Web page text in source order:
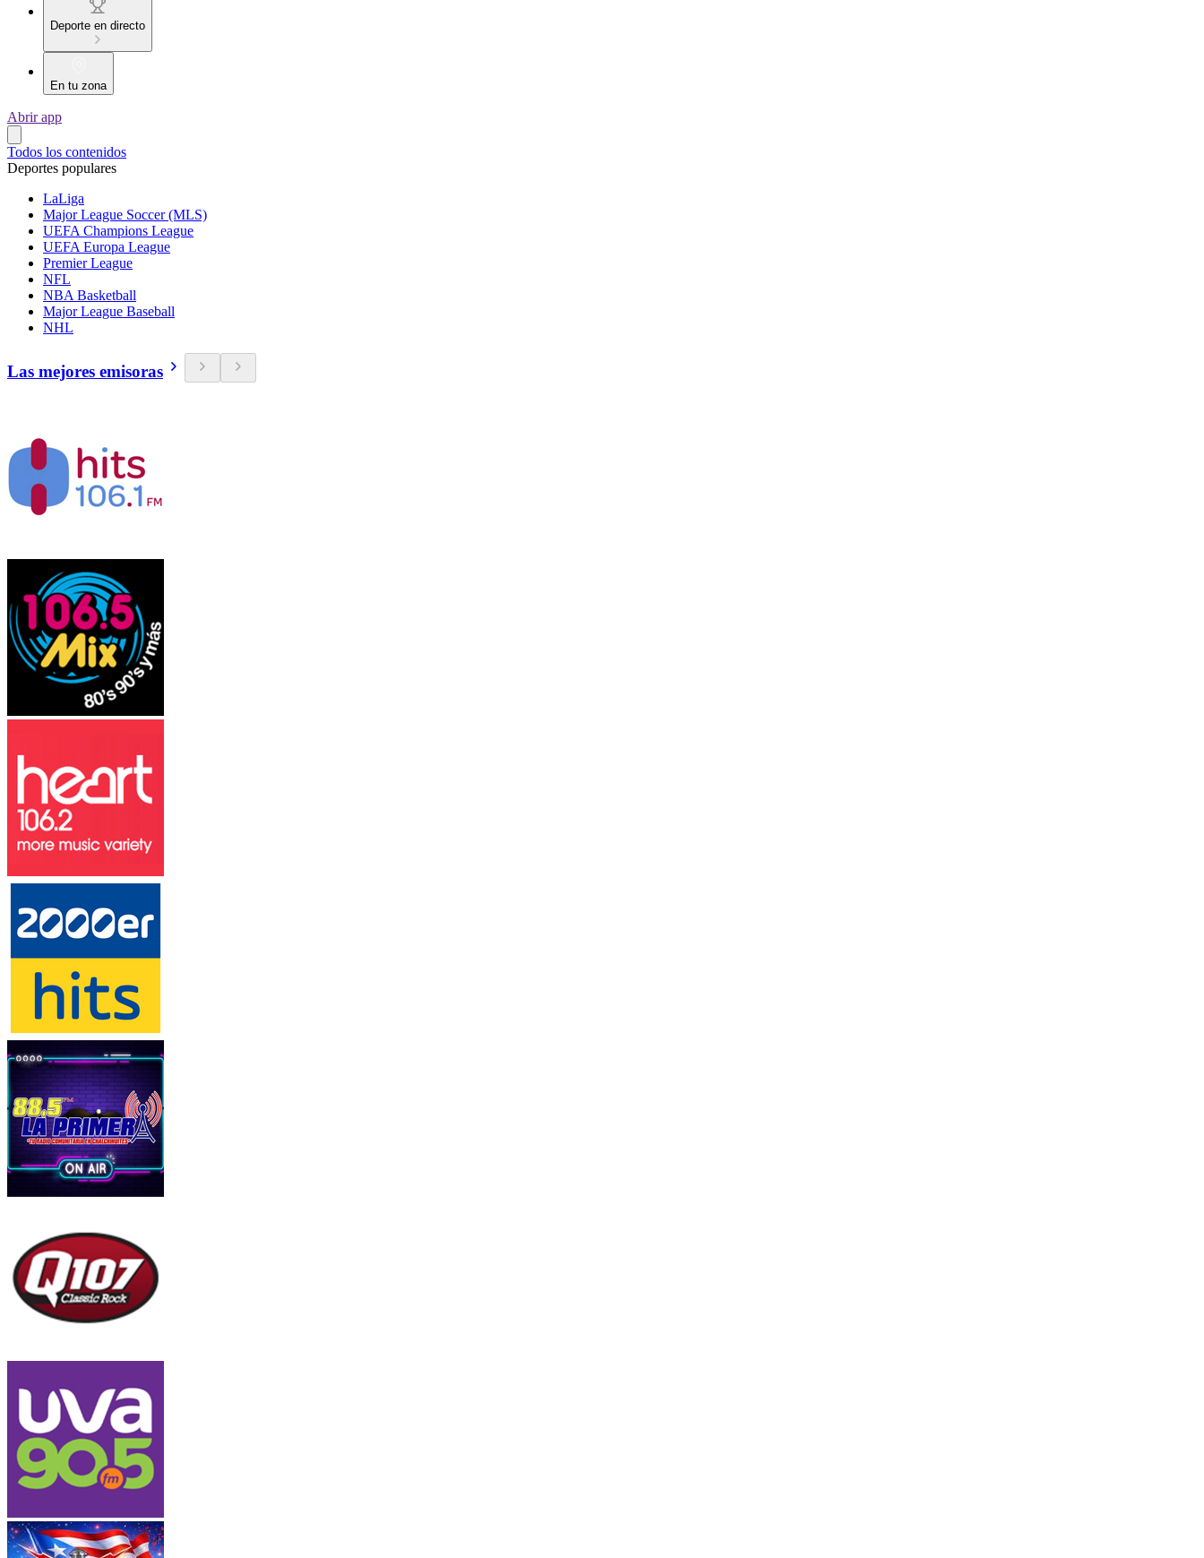
Deporte en directo
En tu zona
Abrir app
Todos los contenidos
Deportes populares
LaLiga
Major League Soccer (MLS)
UEFA Champions League
UEFA Europa League
Premier League
NFL
NBA Basketball
Major League Baseball
NHL
Las mejores emisoras